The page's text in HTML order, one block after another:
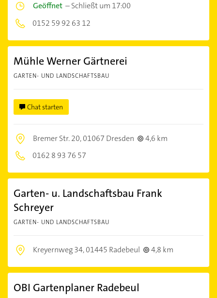
Geöffnet –Schließt um 17:00
0152 59 92 63 12
Mühle Werner Gärtnerei
GARTEN- UND LANDSCHAFTSBAU
Chat starten
Bremer Str. 20,01067 Dresden
4,6 km
0162 8 93 76 57
Garten- u. Landschaftsbau Frank
Schreyer
GARTEN- UND LANDSCHAFTSBAU
Kreyernweg 34,01445 Radebeul 4,8 km
OBI Gartenplaner Radebeul